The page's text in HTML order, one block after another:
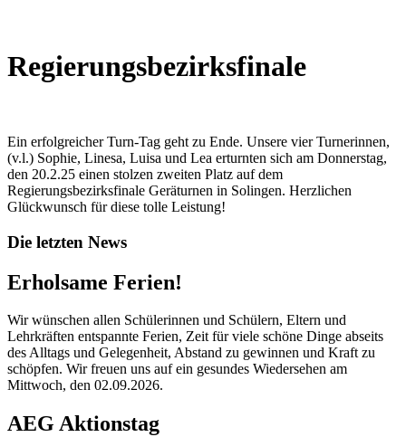
Regierungsbezirksfinale
Ein erfolgreicher Turn-Tag geht zu Ende. Unsere vier Turnerinnen,
(v.l.) Sophie, Linesa, Luisa und Lea erturnten sich am Donnerstag,
den 20.2.25 einen stolzen zweiten Platz auf dem
Regierungsbezirksfinale Geräturnen in Solingen. Herzlichen
Glückwunsch für diese tolle Leistung!
Die letzten News
Erholsame Ferien!
Wir wünschen allen Schülerinnen und Schülern, Eltern und
Lehrkräften entspannte Ferien, Zeit für viele schöne Dinge abseits
des Alltags und Gelegenheit, Abstand zu gewinnen und Kraft zu
schöpfen. Wir freuen uns auf ein gesundes Wiedersehen am
Mittwoch, den 02.09.2026.
AEG Aktionstag